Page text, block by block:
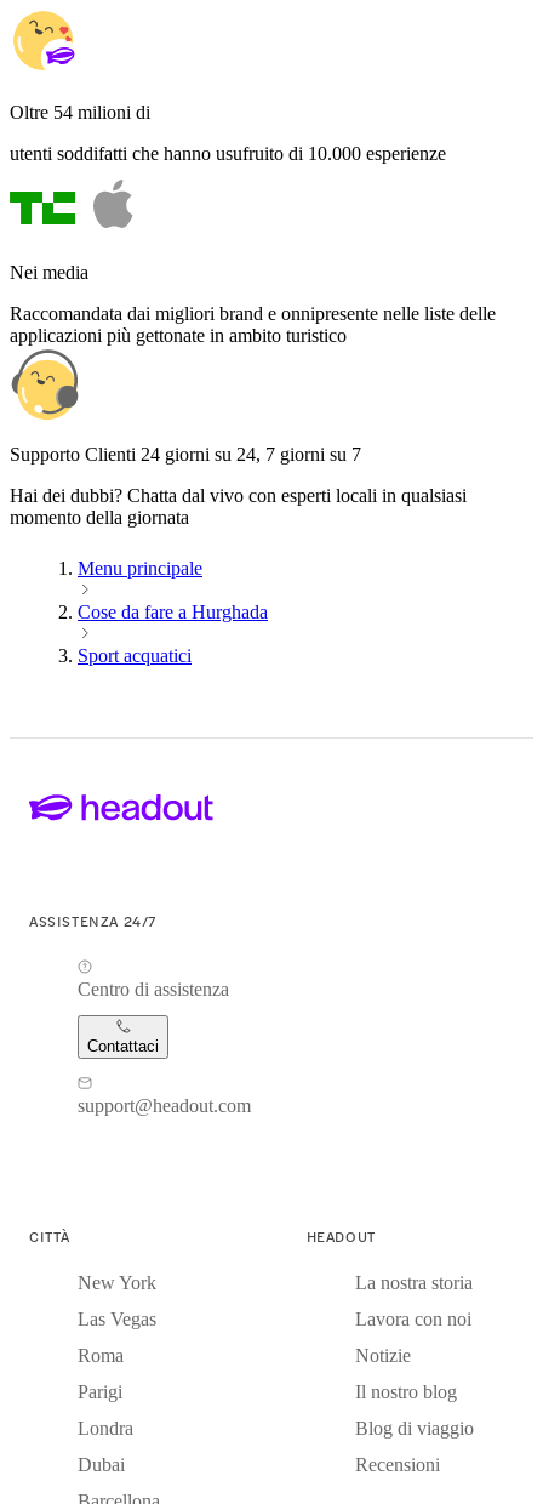
Oltre 54 milioni di
utenti soddifatti che hanno usufruito di 10.000 esperienze
Nei media
Raccomandata dai migliori brand e onnipresente nelle liste delle
applicazioni più gettonate in ambito turistico
Supporto Clienti 24 giorni su 24, 7 giorni su 7
Hai dei dubbi? Chatta dal vivo con esperti locali in qualsiasi
momento della giornata
Menu principale
Cose da fare a Hurghada
Sport acquatici
ASSISTENZA 24/7
Centro di assistenza
Contattaci
support@headout.com
CITTÀ
New York
Las Vegas
Roma
Parigi
Londra
Dubai
HEADOUT
La nostra storia
Lavora con noi
Notizie
Il nostro blog
Blog di viaggio
Recensioni